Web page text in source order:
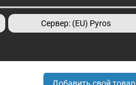
Сервер: (EU) Pyros